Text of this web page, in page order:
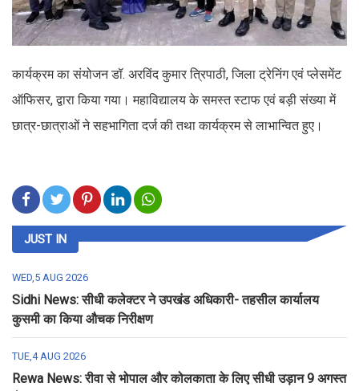
कार्यक्रम का संयोजन डॉ. अरविंद कुमार त्रिपाठी, जिला ट्रेनिंग एवं प्लेसमेंट
ऑफिसर, द्वारा किया गया। महाविद्यालय के समस्त स्टाफ एवं बड़ी संख्या में
छात्र-छात्राओं ने सहभागिता दर्ज की तथा कार्यक्रम से लाभान्वित हुए।
JUST IN
WED,5 AUG 2026
Sidhi News: सीधी कलेक्टर ने उपखंड अधिकारी- तहसील कार्यालय
कुसमी का किया औचक निरीक्षण
TUE,4 AUG 2026
Rewa News: रीवा से भोपाल और कोलकाता के लिए सीधी उड़ान 9 अगस्त